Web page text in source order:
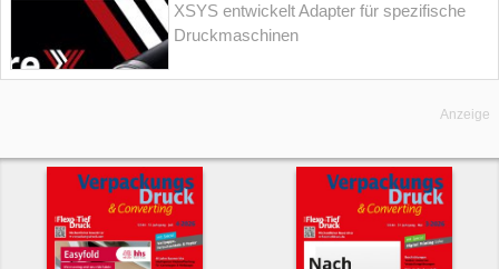
XSYS entwickelt Adapter für spezifische
Druckmaschinen
Anzeige